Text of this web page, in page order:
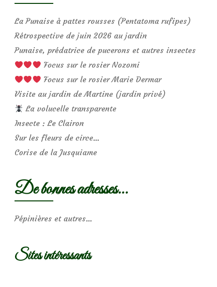
La Punaise à pattes rousses (Pentatoma rufipes)
Rétrospective de juin 2026 au jardin
Punaise, prédatrice de pucerons et autres insectes
Focus sur le rosier Nozomi
Focus sur le rosier Marie Dermar
Visite au jardin de Martine (jardin privé)
La volucelle transparente
Insecte : Le Clairon
Sur les fleurs de circe…
Corise de la Jusquiame
De bonnes adresses…
Pépinières et autres…
Sites intéressants